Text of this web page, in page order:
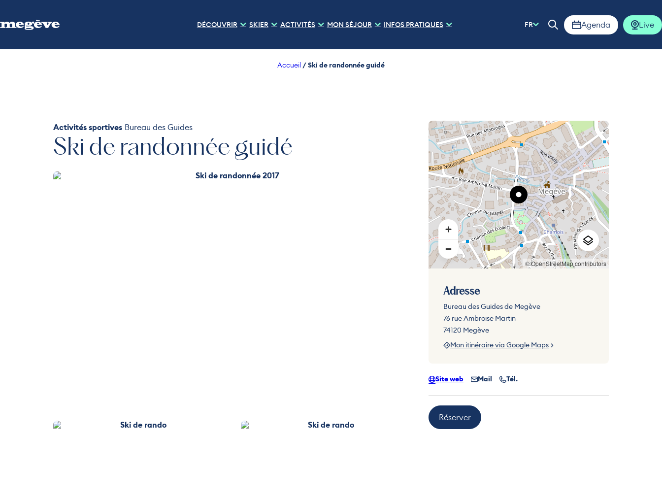
DÉCOUVRIR SKIER ACTIVITÉS MON SÉJOUR INFOS PRATIQUES FR
Ouvrir la barre de
Agenda Live
Accueil /Ski de randonnée guidé
Activités sportives Bureau des Guides
Ski de randonnée guidé
Ski de randonnée 2017
Ski de rando Ski de rando
© OpenStreetMap contributors
Adresse
Bureau des Guides de Megève
76 rue Ambroise Martin
74120 Megève
Mon itinéraire via Google Maps
Site web Mail Tél.
Réserver